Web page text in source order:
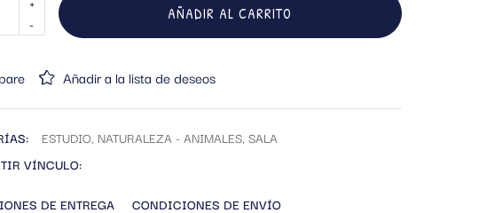
AÑADIR AL CARRITO
Añadir a la lista de deseos
ESTUDIO, NATURALEZA - ANIMALES, SALA
VÍNCULO:
DE ENTREGA
CONDICIONES DE ENVÍO